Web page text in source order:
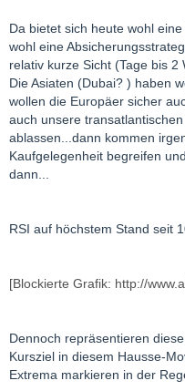
Da bietet sich heute wohl
wohl eine
relativ kurze Sicht (Tage bis 2
Die Asiaten (Dubai? ) haben
wollen die Europäer sicher
auch unsere
ablassen...dann kommen
Kaufgelegenheit begreifen
dann...
RSI auf höchstem Stand seit
[Blockierte Grafik: http://
Dennoch repräsentieren
Kursziel in diesem Hausse-
Extrema markieren in der